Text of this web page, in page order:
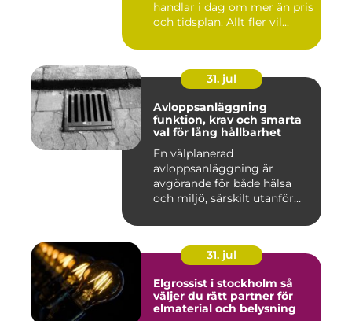
handlar i dag om mer än pris
och tidsplan. Allt fler vil...
31. jul
Avloppsanläggning
funktion, krav och smarta
val för lång hållbarhet
En välplanerad
avloppsanläggning är
avgörande för både hälsa
och miljö, särskilt utanför
31. jul
Elgrossist i stockholm så
väljer du rätt partner för
elmaterial och belysning